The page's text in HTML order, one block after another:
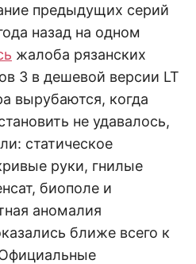
предыдущих серий
назад на одном
жалоба рязанских
3 в дешевой версии LT
вырубаются, когда
не удавалось,
статическое
руки, гнилые
биополе и
аномалия
ближе всего к